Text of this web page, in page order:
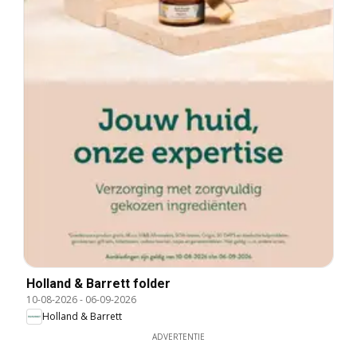
Holland & Barrett folder
10-08-2026- 06-09-2026
Holland & Barrett
ADVERTENTIE